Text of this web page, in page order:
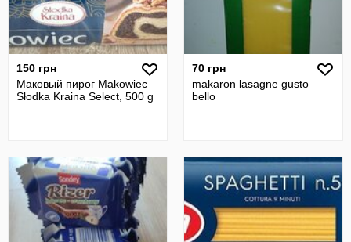
150 грн
Маковый пирог Makowiec
Słodka Kraina Select, 500 g
70 грн
makaron lasagne gusto
bello